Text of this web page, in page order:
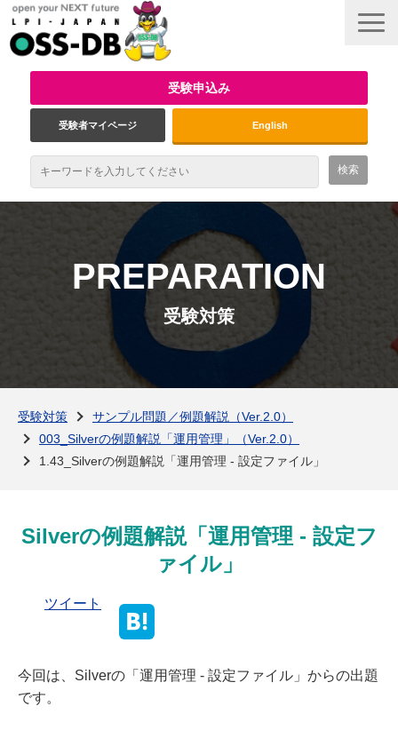
受験申込み
受験者マイページ English
試験概要
資格取得のメリット
受験対策
PREPARATION
受験対策
受験対策
サンプル問題／例題解説（Ver.2.0）
003_Silverの例題解説「運用管理」（Ver.2.0）
1.43_Silverの例題解説「運用管理 - 設定ファイル」
Silverの例題解説「運用管理 - 設定フ
ァイル」
ツイート
今回は、Silverの「運用管理 - 設定ファイル」からの出題
です。